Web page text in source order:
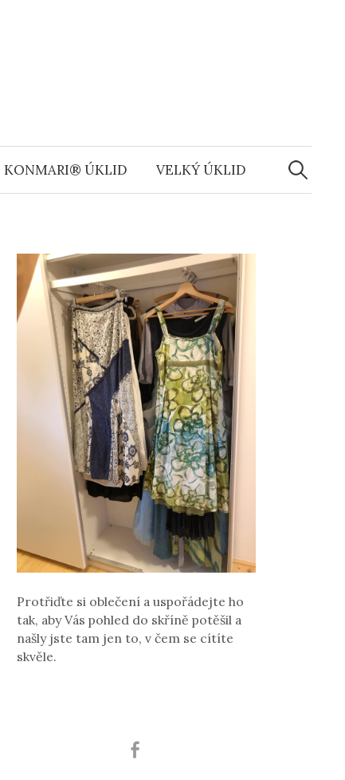
KONMARI® ÚKLID VELKÝ ÚKLID
Protřiďte si oblečení a uspořádejte ho
tak, aby Vás pohled do skříně potěšil a
našly jste tam jen to, v čem se cítíte
skvěle.